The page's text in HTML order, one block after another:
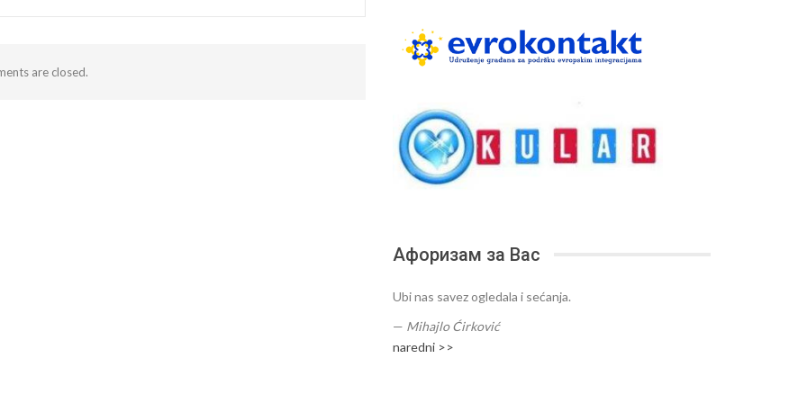
are closed.
Афоризам за Вас
Ubi nas savez ogledala i sećanja.
— Mihajlo Ćirković
naredni >>